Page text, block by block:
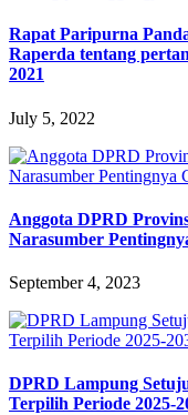
Rapat Paripurna
Raperda tentang
2021
July 5, 2022
Anggota DPRD
Narasumber
September 4, 2023
DPRD Lampung
Terpilih Periode 2025-